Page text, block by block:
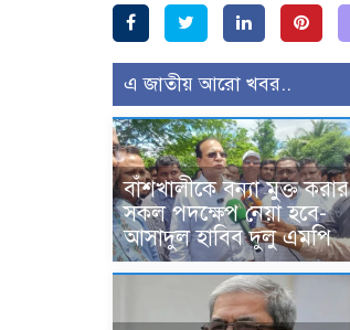
এ জাতীয় আরো খবর..
বাঁশখালীকে বন্যা মুক্ত করার
সকল পদক্ষেপ নেয়া হবে-
আসাদুল হাবিব দুলু এমপি